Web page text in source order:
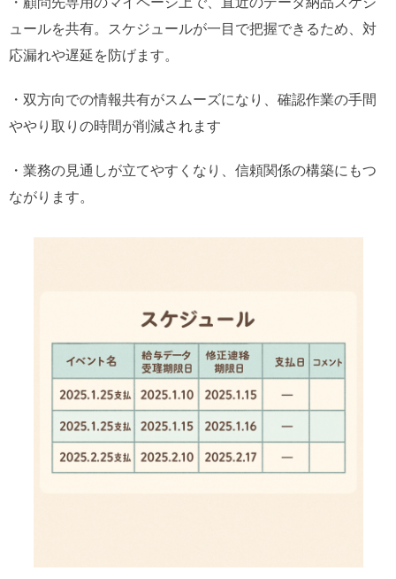
ュールを共有。スケジュールが一目で把握できるため、対
応漏れや遅延を防げます。
・双方向での情報共有がスムーズになり、確認作業の手間
ややり取りの時間が削減されます
・業務の見通しが立てやすくなり、信頼関係の構築にもつ
ながります。